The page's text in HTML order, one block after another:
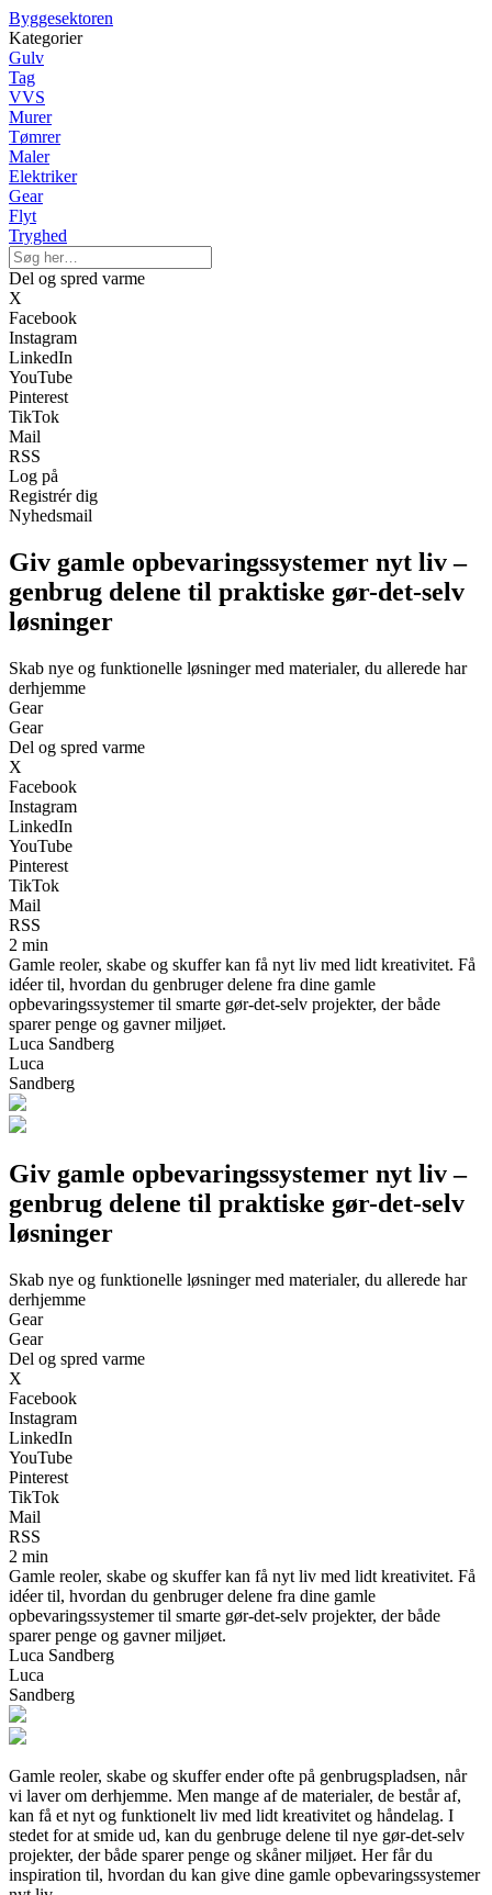
Byggesektoren
Kategorier
Gulv
Tag
VVS
Murer
Tømrer
Maler
Elektriker
Gear
Flyt
Tryghed
Del og spred varme
X
Facebook
Instagram
LinkedIn
YouTube
Pinterest
TikTok
Mail
RSS
Log på
Registrér dig
Nyhedsmail
Giv gamle opbevaringssystemer nyt liv –
genbrug delene til praktiske gør-det-selv
løsninger
Skab nye og funktionelle løsninger med materialer, du allerede har
derhjemme
Gear
Gear
Del og spred varme
X
Facebook
Instagram
LinkedIn
YouTube
Pinterest
TikTok
Mail
RSS
2 min
Gamle reoler, skabe og skuffer kan få nyt liv med lidt kreativitet. Få
idéer til, hvordan du genbruger delene fra dine gamle
opbevaringssystemer til smarte gør-det-selv projekter, der både
sparer penge og gavner miljøet.
Luca Sandberg
Luca
Sandberg
Giv gamle opbevaringssystemer nyt liv –
genbrug delene til praktiske gør-det-selv
løsninger
Skab nye og funktionelle løsninger med materialer, du allerede har
derhjemme
Gear
Gear
Del og spred varme
X
Facebook
Instagram
LinkedIn
YouTube
Pinterest
TikTok
Mail
RSS
2 min
Gamle reoler, skabe og skuffer kan få nyt liv med lidt kreativitet. Få
idéer til, hvordan du genbruger delene fra dine gamle
opbevaringssystemer til smarte gør-det-selv projekter, der både
sparer penge og gavner miljøet.
Luca Sandberg
Luca
Sandberg
Gamle reoler, skabe og skuffer ender ofte på genbrugspladsen, når
vi laver om derhjemme. Men mange af de materialer, de består af,
kan få et nyt og funktionelt liv med lidt kreativitet og håndelag. I
stedet for at smide ud, kan du genbruge delene til nye gør-det-selv
projekter, der både sparer penge og skåner miljøet. Her får du
inspiration til, hvordan du kan give dine gamle opbevaringssystemer